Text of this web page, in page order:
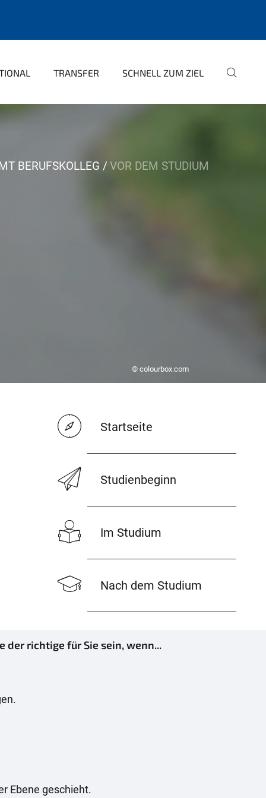
TRANSFER SCHNELL ZUM ZIEL
BERUFSKOLLEG VOR DEM STUDIUM
© colourbox.com
Startseite
Studienbeginn
Im Studium
Nach dem Studium
richtige für Sie sein, wenn...
Ebene geschieht.